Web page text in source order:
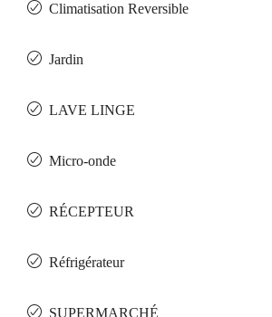
Climatisation Reversible
Jardin
LAVE LINGE
Micro-onde
RÉCEPTEUR
Réfrigérateur
SUPERMARCHÉ